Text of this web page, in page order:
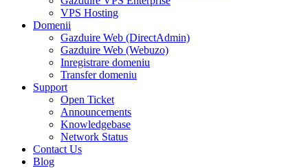
VPS Hosting
Domenii
Gazduire Web (DirectAdmin)
Gazduire Web (Webuzo)
Inregistrare domeniu
Transfer domeniu
Support
Open Ticket
Announcements
Knowledgebase
Network Status
Contact Us
Blog